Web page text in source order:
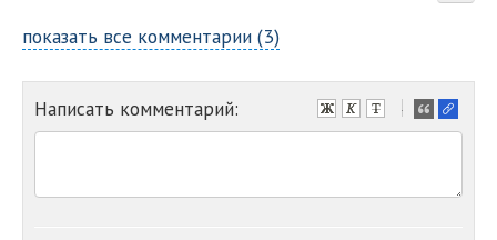
показать все комментарии (3)
Написать комментарий:
-
-
-